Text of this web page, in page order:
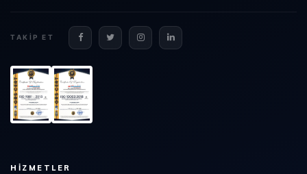
TAKIP ET
HIZMETLER